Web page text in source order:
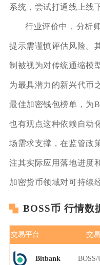
系统，尝试打通线上线
行业评价中，分析
提示需谨慎评估风险。
制被视为对传统通缩模
为最具潜力的新兴代币
最佳加密钱包榜单，为
也有观点这种依赖自动
场需求支撑，在监管政
注其实际应用落地进度
加密货币领域对可持续
BOSS币 行情数
交易平台 交
Bitbank